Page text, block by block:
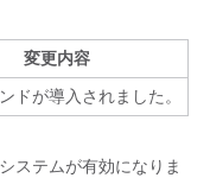
変更内容
ドが導入されました。
ステムが有効になりま